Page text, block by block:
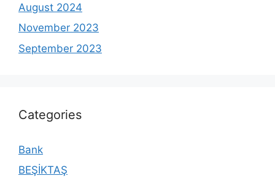
August 2024
November 2023
September 2023
Categories
Bank
BEŞİKTAŞ